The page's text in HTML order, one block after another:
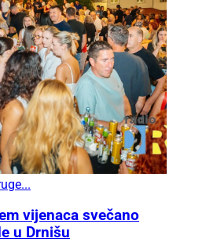
vijenaca svečano
u Drnišu